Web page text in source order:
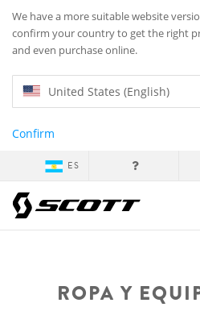
We have a more suitable website
confirm your country to get the right
and even purchase online.
United States (English)
Confirm
ES
ROPA Y